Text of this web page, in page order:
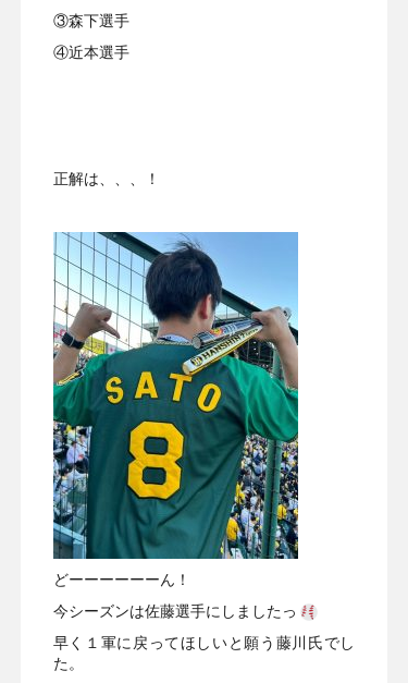
③森下選手
④近本選手
正解は、、、！
どーーーーーーん！
今シーズンは佐藤選手にしましたっ
早く１軍に戻ってほしいと願う藤川氏でし
た。